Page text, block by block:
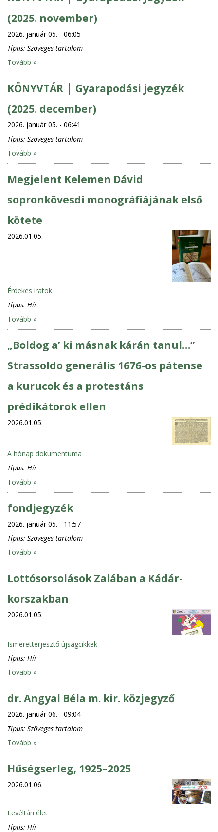
(2025. november)
2026. január 05. - 06:05
Típus: Szöveges tartalom
Tovább »
KÖNYVTÁR │ Gyarapodási jegyzék
(2025. december)
2026. január 05. - 06:41
Típus: Szöveges tartalom
Tovább »
Megjelent Kelemen Dávid
sopronkövesdi monográfiájának első
kötete
2026.01.05.
Érdekes iratok
Típus: Hír
Tovább »
„Boldog a’ ki másnak kárán tanul…”
Strassoldo generális 1676-os pátense
a kurucok és a protestáns
prédikátorok ellen
2026.01.05.
A hónap dokumentuma
Típus: Hír
Tovább »
fondjegyzék
2026. január 05. - 11:57
Típus: Szöveges tartalom
Tovább »
Lottósorsolások Zalában a Kádár-
korszakban
2026.01.05.
Ismeretterjesztő újságcikkek
Típus: Hír
Tovább »
dr. Angyal Béla m. kir. közjegyző
2026. január 06. - 09:04
Típus: Szöveges tartalom
Tovább »
Hűségserleg, 1925–2025
2026.01.06.
Levéltári élet
Típus: Hír